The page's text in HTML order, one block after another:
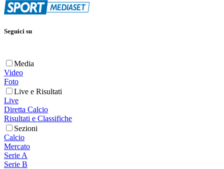
Seguici su
Media
Video
Foto
Live e Risultati
Live
Diretta Calcio
Risultati e Classifiche
Sezioni
Calcio
Mercato
Serie A
Serie B